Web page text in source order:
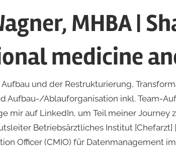
MHBA |
medicine
und der Restrukturierung,
Aufbau-/Ablauforganisation inkl. Team-
mir auf LinkedIn, um Teil meiner
Betriebsärztliches Institut
Officer (CMIO) für Datenmanagement